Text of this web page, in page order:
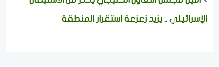
الإسرائيلي .. يزيد زعزعة استقرار المنطقة